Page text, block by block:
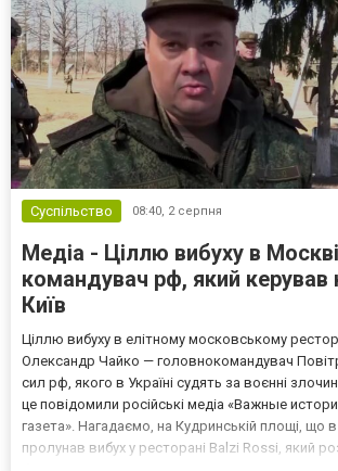
Суспільство 08:40, 2 серпня
Медіа - Ціллю вибуху в
командувач рф, який керував
Київ
Ціллю вибуху в елітному московському
Олександр Чайко — головнокомандувач
сил рф, якого в Україні судять за воєнні
це повідомили російські медіа «Важные
газета». Нагадаємо, на Кудринській площі, що
пролунав вибух у ресторані Balzi Rossi, який